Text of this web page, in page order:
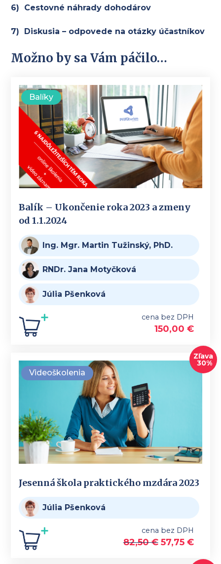
6) Cestovné náhrady dohodárov
7) Diskusia – odpovede na otázky účastníkov
Možno by sa Vám páčilo…
Balíky
Balík – Ukončenie roka 2023 a zmeny
od 1.1.2024
Ing. Mgr. Martin Tužinský, PhD.
RNDr. Jana Motyčková
Júlia Pšenková
cena bez DPH
150,00 €
Videoškolenia
Zľava
30%
Jesenná škola praktického mzdára 2023
Júlia Pšenková
cena bez DPH
82,50€ 57,75 €